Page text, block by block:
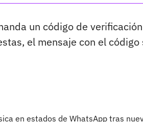
un código de
el mensaje con el
en estados de WhatsApp tras